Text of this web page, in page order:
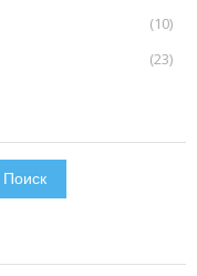
(10)
(23)